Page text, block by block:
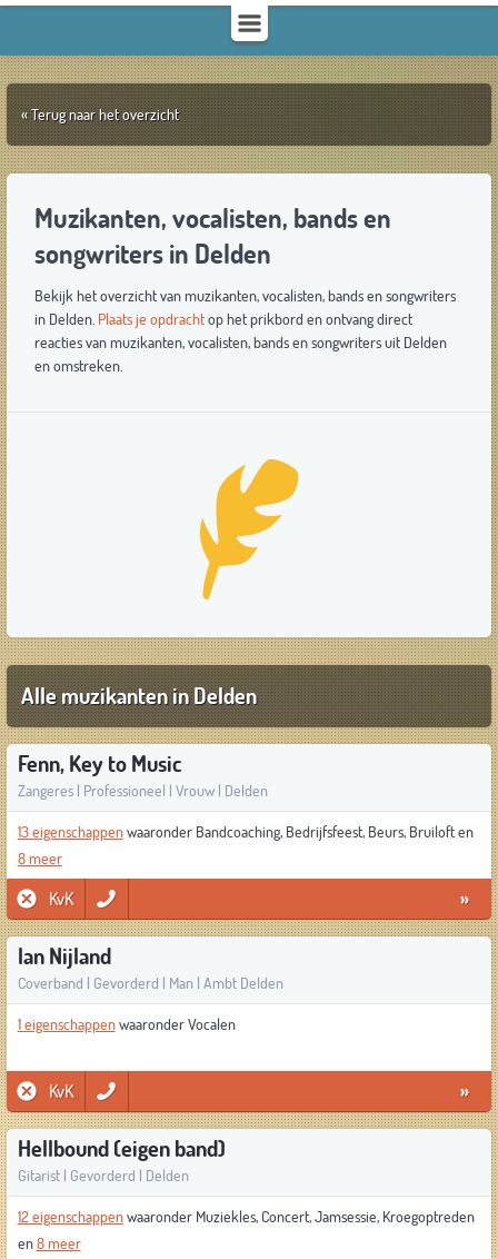
« Terug naar het overzicht
Muzikanten, vocalisten, bands en
songwriters in Delden
Bekijk het overzicht van muzikanten, vocalisten, bands en songwriters
in Delden. Plaats je opdrachtop het prikbord en ontvang direct
reacties van muzikanten, vocalisten, bands en songwriters uit Delden
en omstreken.
Alle muzikanten in Delden
Fenn, Key to Music
Zangeres | Professioneel | Vrouw | Delden
13 eigenschappenwaaronder Bandcoaching, Bedrijfsfeest, Beurs, Bruiloft en
8 meer
KvK »
Ian Nijland
Coverband | Gevorderd | Man | Ambt Delden
1 eigenschappenwaaronder Vocalen
KvK »
Hellbound (eigen band)
Gitarist | Gevorderd | Delden
12 eigenschappenwaaronder Muziekles, Concert, Jamsessie, Kroegoptreden
en8 meer